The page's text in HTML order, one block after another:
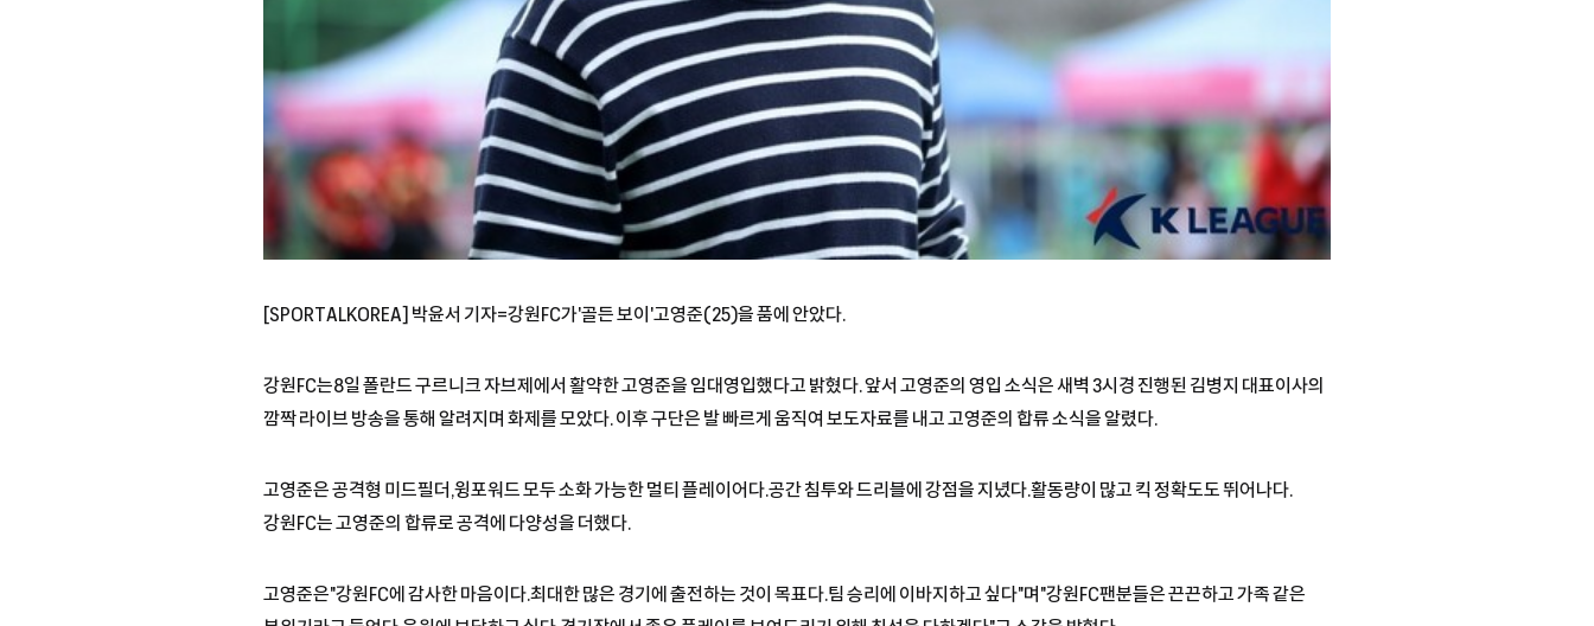
[SPORTALKOREA] 박윤서 기자=강원FC가'골든 보이'고영준(25)을 품에 안았다.
강원FC는8일 폴란드 구르니크 자브제에서 활약한 고영준을 임대영입했다고 밝혔다. 앞서 고영준의 영입 소식은 새벽 3시경 진행된 김병지 대표이사의
깜짝 라이브 방송을 통해 알려지며 화제를 모았다. 이후 구단은 발 빠르게 움직여 보도자료를 내고 고영준의 합류 소식을 알렸다.
고영준은 공격형 미드필더,윙포워드 모두 소화 가능한 멀티 플레이어다.공간 침투와 드리블에 강점을 지녔다.활동량이 많고 킥 정확도도 뛰어나다.
강원FC는 고영준의 합류로 공격에 다양성을 더했다.
고영준은"강원FC에 감사한 마음이다.최대한 많은 경기에 출전하는 것이 목표다.팀 승리에 이바지하고 싶다"며"강원FC팬분들은 끈끈하고 가족 같은